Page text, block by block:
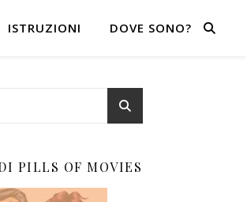
ISTRUZIONI DOVE SONO?
PILLS OF MOVIES